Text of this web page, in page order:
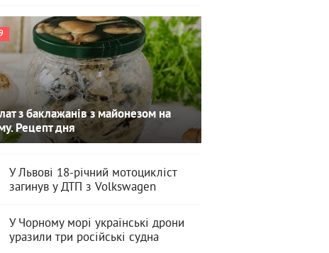
з баклажанів з майонезом на
Рецепт дня
У Львові 18-річний мотоцикліст
загинув у ДТП з Volkswagen
У Чорному морі українські дрони
уразили три російські судна